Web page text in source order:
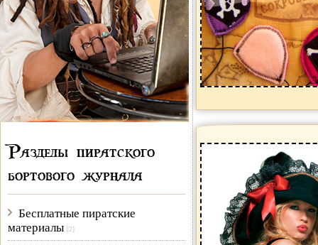
Разделы пиратского
бортового журнала
Бесплатные пиратские
материалы [2]
увеличить